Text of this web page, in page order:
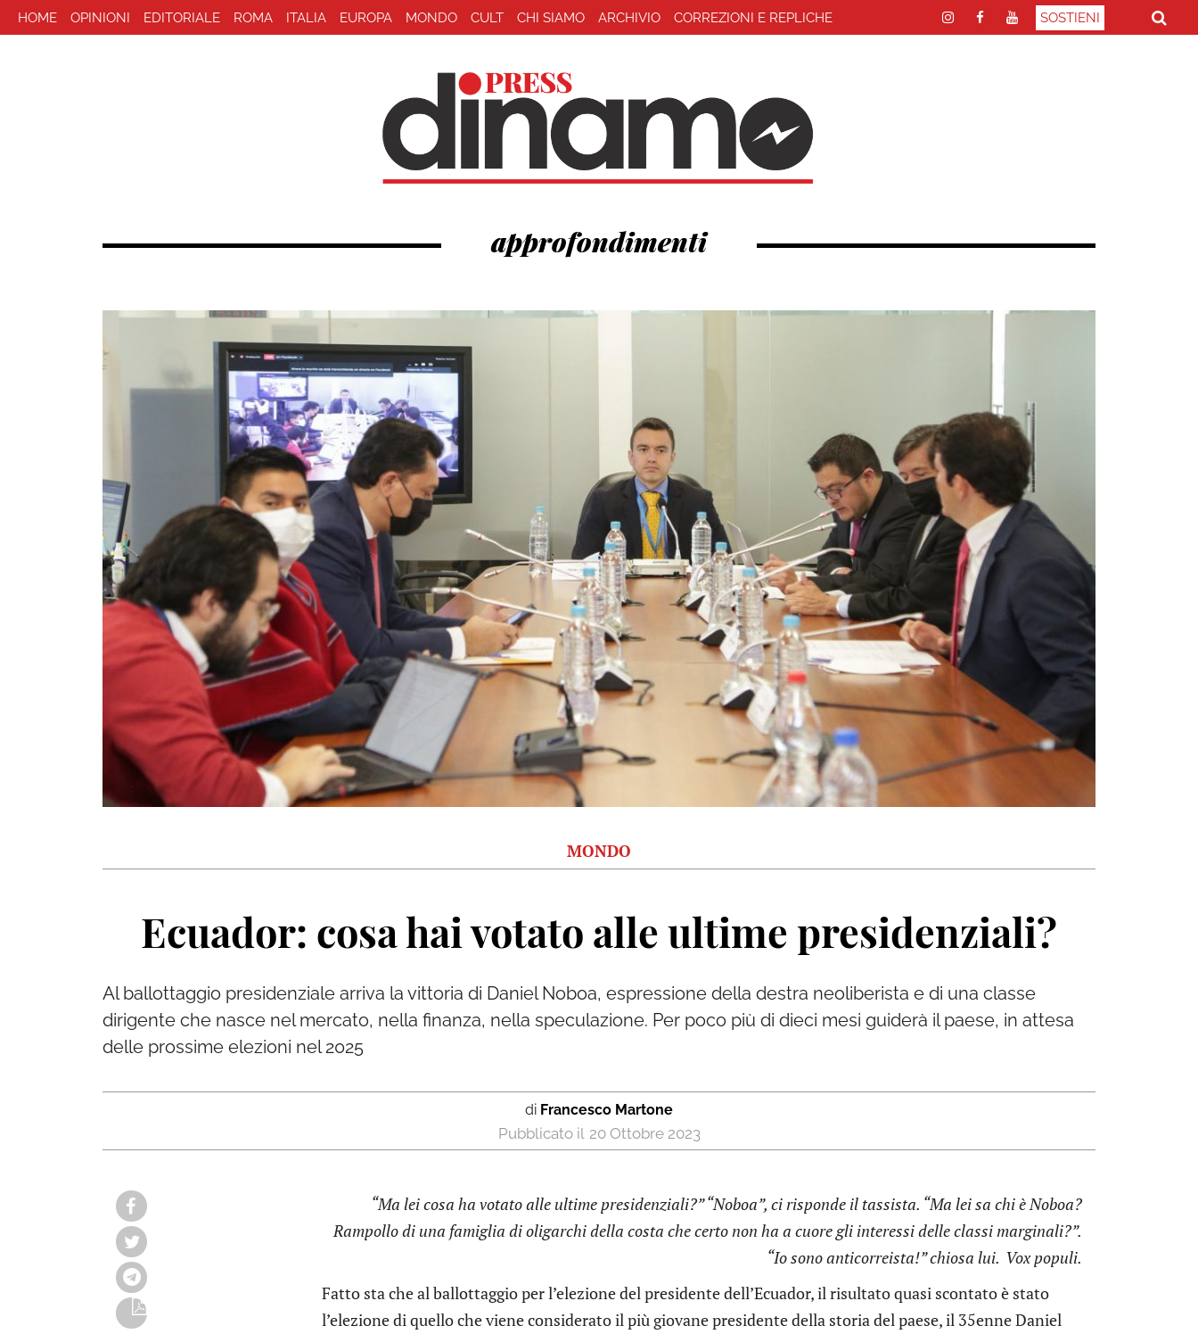
HOME OPINIONI EDITORIALE ROMA ITALIA EUROPA MONDO CULT CHI SIAMO ARCHIVIO CORREZIONI E REPLICHE SOSTIENI
approfondimenti
MONDO
Ecuador: cosa hai votato alle ultime presidenziali?
Al ballottaggio presidenziale arriva la vittoria di Daniel Noboa, espressione della destra neoliberista e di una classe
dirigente che nasce nel mercato, nella finanza, nella speculazione. Per poco più di dieci mesi guiderà il paese, in attesa
delle prossime elezioni nel 2025
di Francesco Martone
20 Ottobre 2023
“Ma lei cosa ha votato alle ultime presidenziali?” “Noboa”, ci risponde il tassista. “Ma lei sa chi è Noboa?
Rampollo di una famiglia di oligarchi della costa che certo non ha a cuore gli interessi delle classi marginali?”.
“Io sono anticorreista!” chiosa lui. Vox populi.
Fatto sta che al ballottaggio per l’elezione del presidente dell’Ecuador, il risultato quasi scontato è stato
l’elezione di quello che viene considerato il più giovane presidente della storia del paese, il 35enne Daniel